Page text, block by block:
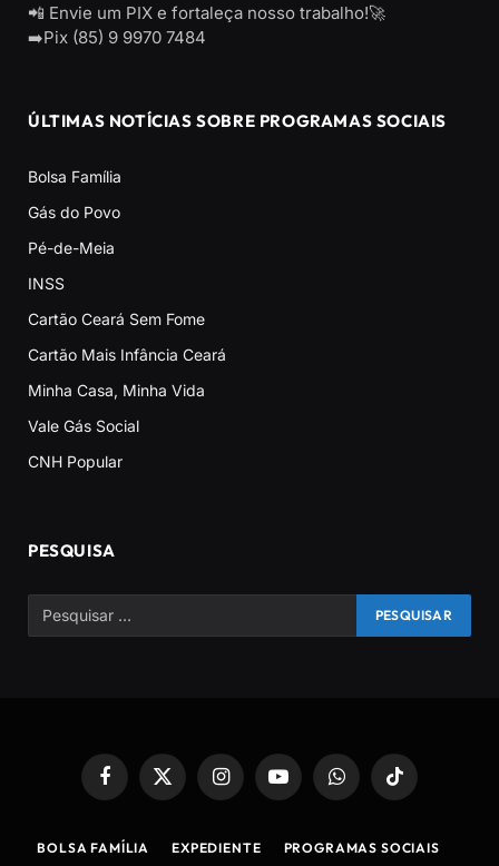
📲 Envie um PIX e fortaleça nosso trabalho!🚀
➡️Pix (85) 9 9970 7484
ÚLTIMAS NOTÍCIAS SOBRE PROGRAMAS SOCIAIS
Bolsa Família
Gás do Povo
Pé-de-Meia
INSS
Cartão Ceará Sem Fome
Cartão Mais Infância Ceará
Minha Casa, Minha Vida
Vale Gás Social
CNH Popular
PESQUISA
Facebook
X
(Twitter)
InstagramYouTubeWhatsAppTikTok
BOLSA FAMÍLIA EXPEDIENTE PROGRAMAS SOCIAIS